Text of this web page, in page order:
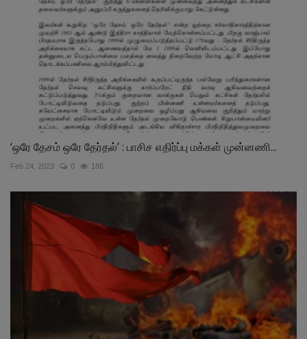
‘ஒரே தேசம் ஒரே தேர்தல்’ : பாசிச எதிர்ப்பு மக்கள் முன்னணி...
Feb 24, 2023 0 186